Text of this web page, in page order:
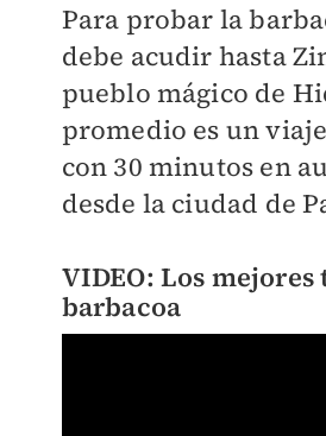
Para probar la
debe acudir hasta
pueblo mágico de
promedio es un
con 30 minutos en
desde la ciudad de
VIDEO: Los mejores
barbacoa